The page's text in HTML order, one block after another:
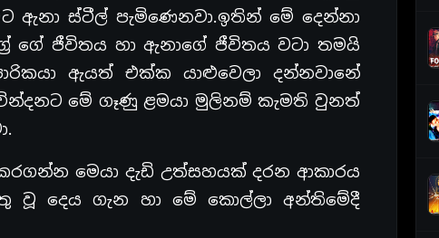
ඇනා ස්ටීල් පැමිණෙනවා.ඉතින් මේ දෙන්නා
ගේ ජීවිතය හා ඇනාගේ ජීවිතය වටා තමයි
ඇයත් එක්ක යාළුවෙලා දන්නවානේ
මේ ගෑණු ළමයා මුලිනම් කැමති වුනත්
මෙයා දැඩි උත්සහයක් දරන ආකාරය
වූ දෙය ගැන හා මේ කොල්ලා අන්තිමේදී